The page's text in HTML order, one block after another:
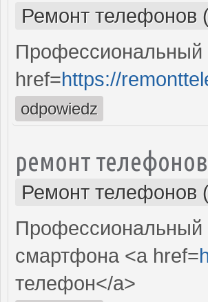
Ремонт телефонов
Профессиональный
href=https://
odpowiedz
ремонт телефонов
Ремонт телефонов
Профессиональный
смартфона <a href=
телефон</a>